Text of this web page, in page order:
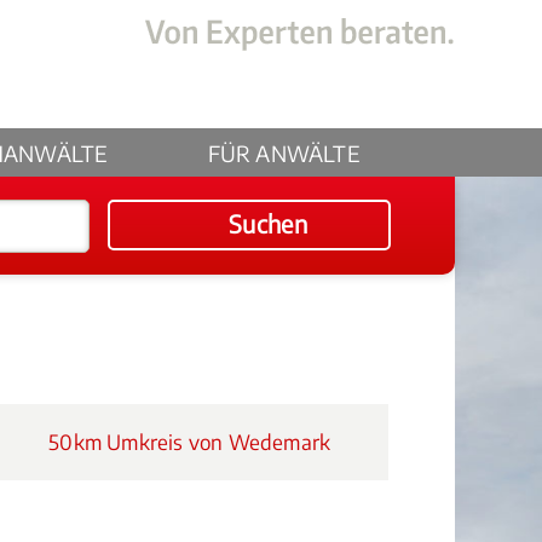
FÜR ANWÄLTE
Suchen
50km Umkreis von Wedemark